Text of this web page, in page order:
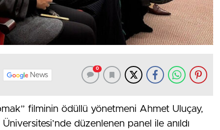
News
0
filminin ödüllü yönetmeni Ahmet Uluçay,
Üniversitesi’nde düzenlenen panel ile anıldı